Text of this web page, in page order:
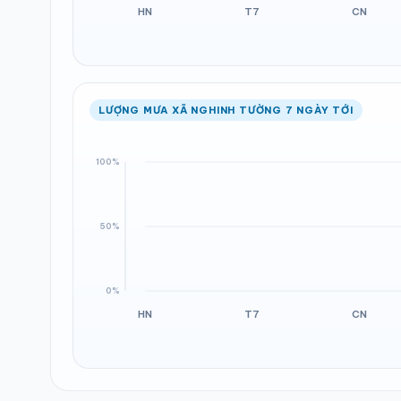
LƯỢNG MƯA XÃ NGHINH TƯỜNG 7 NGÀY TỚI